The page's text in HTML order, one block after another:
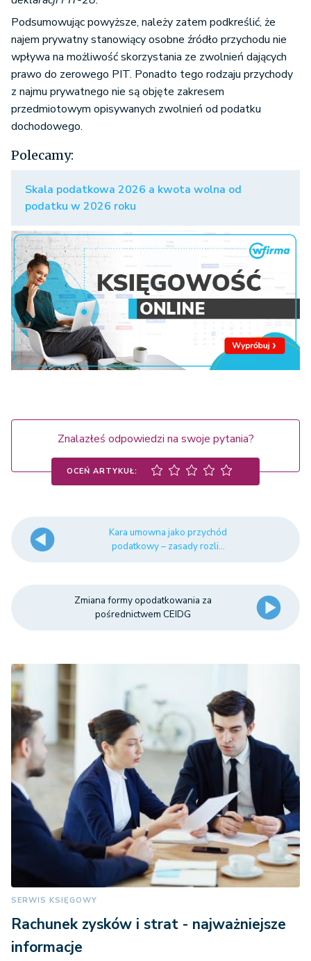
Podsumowując powyższe, należy zatem podkreślić, że
najem prywatny stanowiący osobne źródło przychodu nie
wpływa na możliwość skorzystania ze zwolnień dających
prawo do zerowego PIT. Ponadto tego rodzaju przychody
z najmu prywatnego nie są objęte zakresem
przedmiotowym opisywanych zwolnień od podatku
dochodowego.
Polecamy:
Skala podatkowa 2026 a kwota wolna od
podatku w 2026 roku
Znalazłeś odpowiedzi na swoje pytania?
OCEŃ ARTYKUŁ:
Kara umowna jako przychód
podatkowy – zasady rozli...
Zmiana formy opodatkowania za
pośrednictwem CEIDG
SERWIS KSIĘGOWY
Rachunek zysków i strat - najważniejsze
informacje